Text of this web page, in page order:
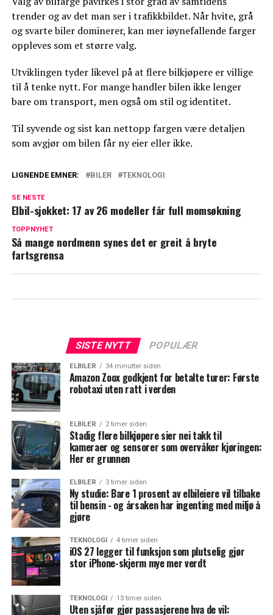
trender og av det man ser i trafikkbildet. Når hvite, grå
og svarte biler dominerer, kan mer iøynefallende farger
oppleves som et større valg.
Utviklingen tyder likevel på at flere bilkjøpere er villige
til å tenke nytt. For mange handler bilen ikke lenger
bare om transport, men også om stil og identitet.
Til syvende og sist kan nettopp fargen være detaljen
som avgjør om bilen får ny eier eller ikke.
LIGNENDE EMNER: BILER TEKNOLOGI
SE NESTE
Elbil-sjokket: 17 av 26 modeller får full momsøkning
TOPPNYHET
Så mange nordmenn synes det er greit å bryte
fartsgrensa
SISTE NYTT POPULÆR
ELBILER 34 minutter siden
Amazon Zoox godkjent for betalte turer: Første
robotaxi uten ratt i verden
ELBILER 2 timer siden
Stadig flere bilkjøpere sier nei takk til
kameraer og sensorer som overvåker kjøringen:
Her er grunnen
ELBILER 3 timer siden
Ny studie: Bare 1 prosent av elbileiere vil tilbake
til bensin - og årsaken har ingenting med miljø å
gjøre
TEKNOLOGI 4 timer siden
iOS 27 legger til funksjon som plutselig gjør
stor iPhone-skjerm mye mer verdt
TEKNOLOGI 13 timer siden
Uten sjåfør gjør passasjerene hva de vil: